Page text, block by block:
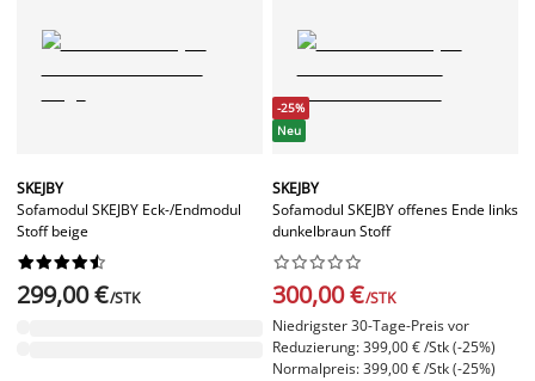
SKEJBY
Sofamodul SKEJBY Eck-/Endmodul
Stoff beige






299,00 €/STK
-25%
Neu
SKEJBY
Sofamodul SKEJBY offenes Ende links
dunkelbraun Stoff






300,00 €/STK
Niedrigster 30-Tage-Preis vor
Reduzierung: 399,00 € /Stk (-25%)
Normalpreis: 399,00 € /Stk (-25%)